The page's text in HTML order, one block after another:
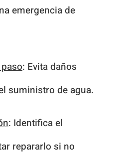
emergencia de
: Evita daños
suministro de agua.
: Identifica el
repararlo si no